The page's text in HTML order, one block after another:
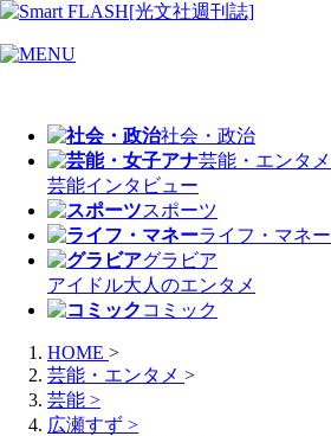
社会・政治
芸能・エンタメ
芸能インタビュー
スポーツ
ライフ・マネー
グラビア
アイドル大人のエンタメ
コミック
HOME >
芸能・エンタメ >
芸能 >
広瀬すず >